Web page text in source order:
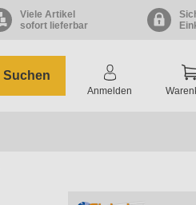
Viele Artikel
sofort lieferbar
Suchen
Anmelden